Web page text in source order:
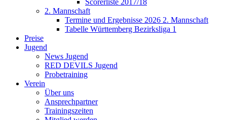
Scorerliste 2017/18
2. Mannschaft
Termine und Ergebnisse 2026 2. Mannschaft
Tabelle Württemberg Bezirksliga 1
Preise
Jugend
News Jugend
RED DEVILS Jugend
Probetraining
Verein
Über uns
Ansprechpartner
Trainingszeiten